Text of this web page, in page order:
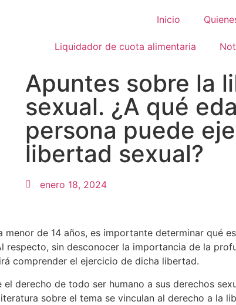
Inicio
Liquidador de cuota alimentaria
Apuntes sobre la
sexual. ¿A qué
persona puede
libertad sexual?
enero 18, 2024
de 14 años, es importante determinar qué
sin desconocer la importancia de la
comprender el ejercicio de dicha libertad.
derecho de todo ser humano a sus derechos
sobre el tema se vinculan al derecho a la